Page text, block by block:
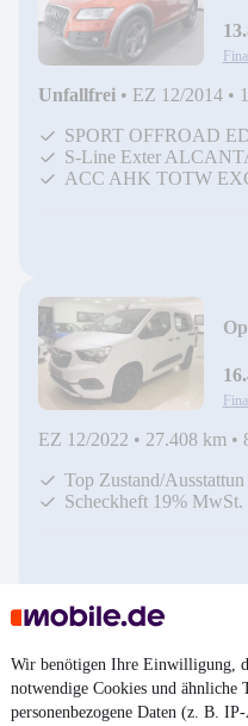
Wir benötigen Ihre Einwilligung,
notwendige Cookies und ähnliche
personenbezogene Daten (z. B.
Unfallfrei • EZ 12/2014 •
SPORT OFFROAD
S-Line Exter
ACC AHK TOTW
EZ 12/2022 • 27.408 km •
Top Zustand/Ausstattun
Scheckheft 19% MwSt.
¹MwSt. ausweisbar